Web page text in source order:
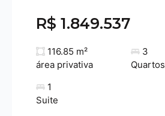
R$ 1.849.537
116.85 m²
área privativa
3
Quartos
1
Suite